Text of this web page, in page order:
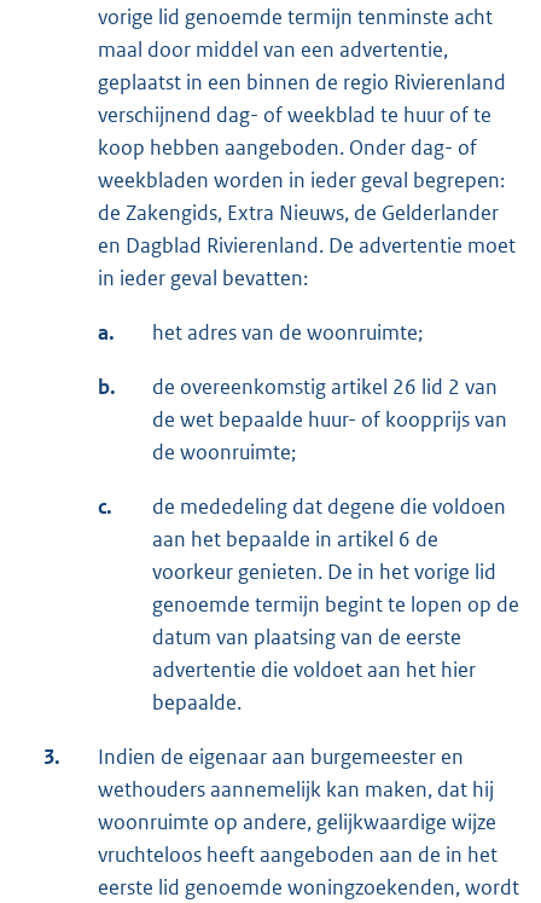
vorige lid genoemde termijn tenminste acht
maal door middel van een advertentie,
geplaatst in een binnen de regio Rivierenland
verschijnend dag- of weekblad te huur of te
koop hebben aangeboden. Onder dag- of
weekbladen worden in ieder geval begrepen:
de Zakengids, Extra Nieuws, de Gelderlander
en Dagblad Rivierenland. De advertentie moet
in ieder geval bevatten:
a. het adres van de woonruimte;
b.
de overeenkomstig artikel 26 lid 2 van
de wet bepaalde huur- of koopprijs van
de woonruimte;
c.
de mededeling dat degene die voldoen
aan het bepaalde in artikel 6 de
voorkeur genieten. De in het vorige lid
genoemde termijn begint te lopen op de
datum van plaatsing van de eerste
advertentie die voldoet aan het hier
bepaalde.
3.
Indien de eigenaar aan burgemeester en
wethouders aannemelijk kan maken, dat hij
woonruimte op andere, gelijkwaardige wijze
vruchteloos heeft aangeboden aan de in het
eerste lid genoemde woningzoekenden, wordt